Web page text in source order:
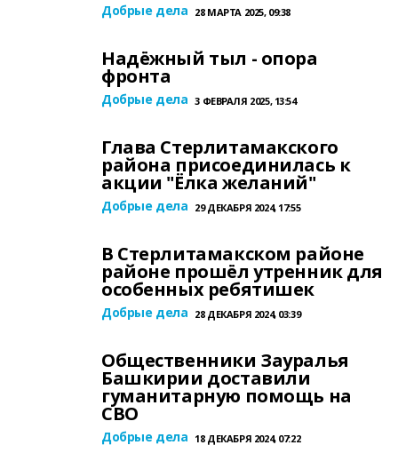
Добрые дела 28 МАРТА 2025, 09:38
Надёжный тыл - опора
фронта
Добрые дела 3 ФЕВРАЛЯ 2025, 13:54
Глава Стерлитамакского
района присоединилась к
акции "Ёлка желаний"
Добрые дела 29 ДЕКАБРЯ 2024, 17:55
В Стерлитамакском районе
районе прошёл утренник для
особенных ребятишек
Добрые дела 28 ДЕКАБРЯ 2024, 03:39
Общественники Зауралья
Башкирии доставили
гуманитарную помощь на
СВО
Добрые дела 18 ДЕКАБРЯ 2024, 07:22